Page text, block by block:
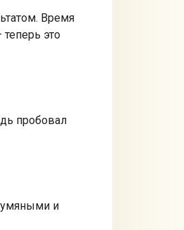
Время
это
пробовал
и